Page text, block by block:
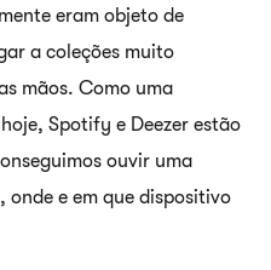
eram objeto de
a coleções muito
mãos. Como uma
Spotify e Deezer estão
ouvir uma
e em que dispositivo